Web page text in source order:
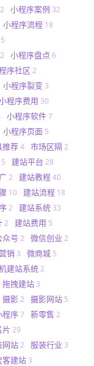
2 小程序案例 32
小程序流程 18
2 小程序盘点 6
序社区 2
小程序裂变 3
程序费用 30
小程序软件7
小程序页面 5
推荐4 市场区隔2
建站平台 28
2 建站教程40
10 建站流程 18
2 建站系统 33
2 建站费用 5
众号 2 微信创业 2
销 3 微商城 5
建站系统2
拖拽建站 3
摄影2 摄影网站 5
程序7 新零售 2
片 29
网站2 服装行业 3
客建站 3